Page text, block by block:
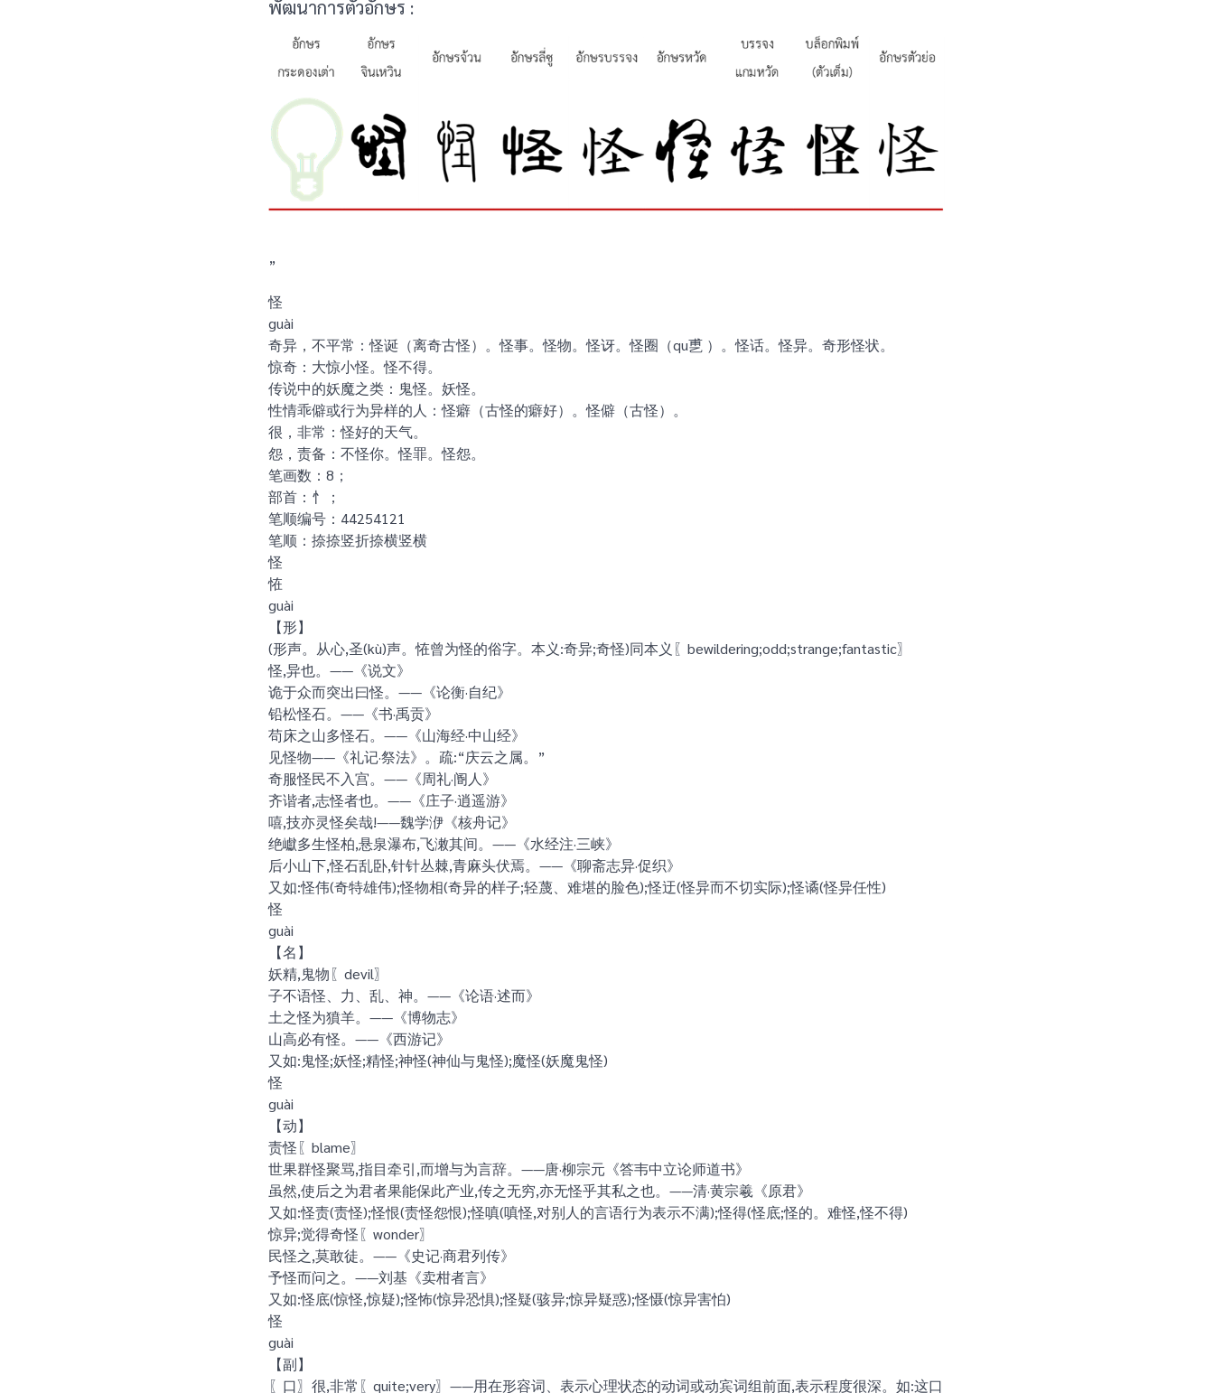
พัฒนาการตัวอักษร :
”
怪
guài
奇异，不平常：怪诞（离奇古怪）。怪事。怪物。怪讶。怪圈（qu乶 ）。怪话。怪异。奇形怪状。
惊奇：大惊小怪。怪不得。
传说中的妖魔之类：鬼怪。妖怪。
性情乖僻或行为异样的人：怪癖（古怪的癖好）。怪僻（古怪）。
很，非常：怪好的天气。
怨，责备：不怪你。怪罪。怪怨。
笔画数：8；
部首：忄；
笔顺编号：44254121
笔顺：捺捺竖折捺横竖横
怪
恠
guài
【形】
(形声。从心,圣(kù)声。恠曾为怪的俗字。本义:奇异;奇怪)同本义〖bewildering;odd;strange;fantastic〗
怪,异也。——《说文》
诡于众而突出曰怪。——《论衡·自纪》
铅松怪石。——《书·禹贡》
苟床之山多怪石。——《山海经·中山经》
见怪物——《礼记·祭法》。疏:“庆云之属。”
奇服怪民不入宫。——《周礼·阍人》
齐谐者,志怪者也。——《庄子·逍遥游》
嘻,技亦灵怪矣哉!——魏学洢《核舟记》
绝巘多生怪柏,悬泉瀑布,飞潄其间。——《水经注·三峡》
后小山下,怪石乱卧,针针丛棘,青麻头伏焉。——《聊斋志异·促织》
又如:怪伟(奇特雄伟);怪物相(奇异的样子;轻蔑、难堪的脸色);怪迂(怪异而不切实际);怪谲(怪异任性)
怪
guài
【名】
妖精,鬼物〖devil〗
子不语怪、力、乱、神。——《论语·述而》
土之怪为獖羊。——《博物志》
山高必有怪。——《西游记》
又如:鬼怪;妖怪;精怪;神怪(神仙与鬼怪);魔怪(妖魔鬼怪)
怪
guài
【动】
责怪〖blame〗
世果群怪聚骂,指目牵引,而增与为言辞。——唐·柳宗元《答韦中立论师道书》
虽然,使后之为君者果能保此产业,传之无穷,亦无怪乎其私之也。——清·黄宗羲《原君》
又如:怪责(责怪);怪恨(责怪怨恨);怪嗔(嗔怪,对别人的言语行为表示不满);怪得(怪底;怪的。难怪,怪不得)
惊异;觉得奇怪〖wonder〗
民怪之,莫敢徒。——《史记·商君列传》
予怪而问之。——刘基《卖柑者言》
又如:怪底(惊怪,惊疑);怪怖(惊异恐惧);怪疑(骇异;惊异疑惑);怪慑(惊异害怕)
怪
guài
【副】
〖口〗很,非常〖quite;very〗——用在形容词、表示心理状态的动词或动宾词组前面,表示程度很深。如:这口